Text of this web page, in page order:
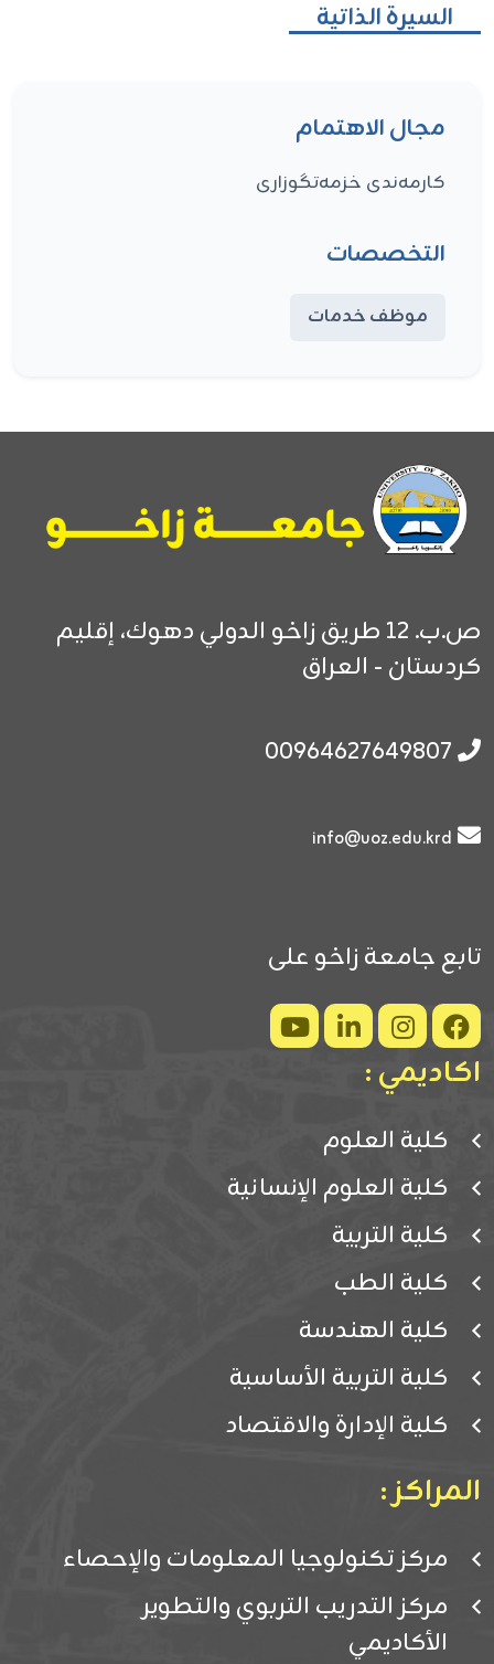
السيرة الذاتية
مجال الاهتمام
کارمەندی خزمەتگوزاری
التخصصات
موظف خدمات
ص.ب. 12 طريق زاخو الدولي دهوك، إقليم
كردستان - العراق
00964627649807
info@uoz.edu.krd
تابع جامعة زاخو على
اكاديمي :
كلية العلوم
كلية العلوم الإنسانية
كلية التربية
كلية الطب
كلية الهندسة
كلية التربية الأساسية
كلية الإدارة والاقتصاد
المراكز :
مركز تكنولوجيا المعلومات والإحصاء
مركز التدريب التربوي والتطوير
الأكاديمي